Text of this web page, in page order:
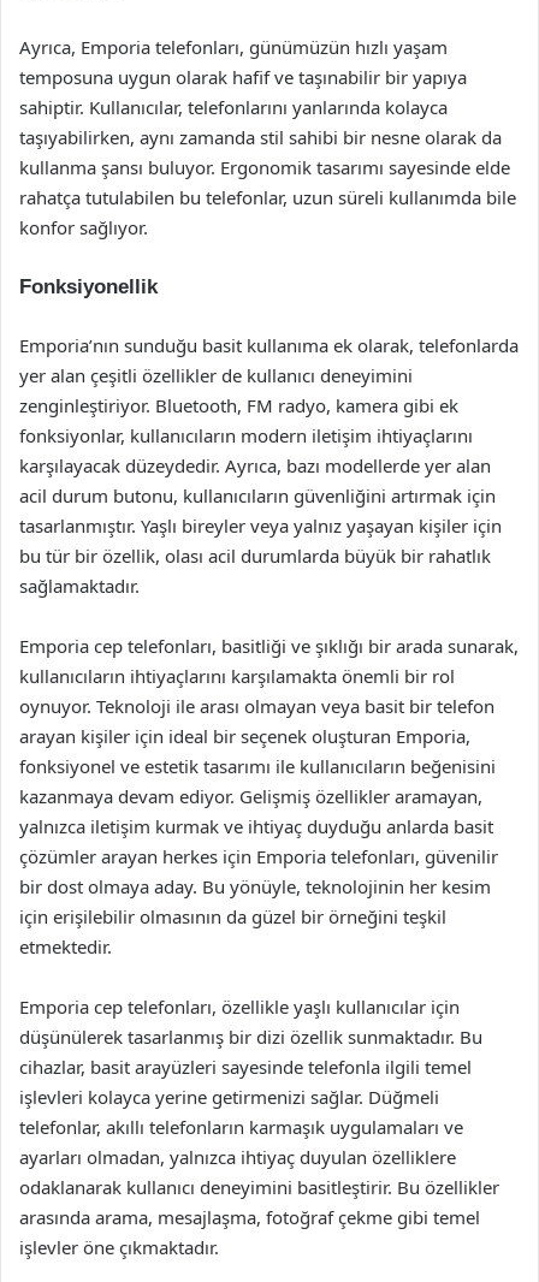
Ayrıca, Emporia telefonları, günümüzün hızlı yaşam
temposuna uygun olarak hafif ve taşınabilir bir yapıya
sahiptir. Kullanıcılar, telefonlarını yanlarında kolayca
taşıyabilirken, aynı zamanda stil sahibi bir nesne olarak da
kullanma şansı buluyor. Ergonomik tasarımı sayesinde elde
rahatça tutulabilen bu telefonlar, uzun süreli kullanımda bile
konfor sağlıyor.
Fonksiyonellik
Emporia’nın sunduğu basit kullanıma ek olarak, telefonlarda
yer alan çeşitli özellikler de kullanıcı deneyimini
zenginleştiriyor. Bluetooth, FM radyo, kamera gibi ek
fonksiyonlar, kullanıcıların modern iletişim ihtiyaçlarını
karşılayacak düzeydedir. Ayrıca, bazı modellerde yer alan
acil durum butonu, kullanıcıların güvenliğini artırmak için
tasarlanmıştır. Yaşlı bireyler veya yalnız yaşayan kişiler için
bu tür bir özellik, olası acil durumlarda büyük bir rahatlık
sağlamaktadır.
Emporia cep telefonları, basitliği ve şıklığı bir arada sunarak,
kullanıcıların ihtiyaçlarını karşılamakta önemli bir rol
oynuyor. Teknoloji ile arası olmayan veya basit bir telefon
arayan kişiler için ideal bir seçenek oluşturan Emporia,
fonksiyonel ve estetik tasarımı ile kullanıcıların beğenisini
kazanmaya devam ediyor. Gelişmiş özellikler aramayan,
yalnızca iletişim kurmak ve ihtiyaç duyduğu anlarda basit
çözümler arayan herkes için Emporia telefonları, güvenilir
bir dost olmaya aday. Bu yönüyle, teknolojinin her kesim
için erişilebilir olmasının da güzel bir örneğini teşkil
etmektedir.
Emporia cep telefonları, özellikle yaşlı kullanıcılar için
düşünülerek tasarlanmış bir dizi özellik sunmaktadır. Bu
cihazlar, basit arayüzleri sayesinde telefonla ilgili temel
işlevleri kolayca yerine getirmenizi sağlar. Düğmeli
telefonlar, akıllı telefonların karmaşık uygulamaları ve
ayarları olmadan, yalnızca ihtiyaç duyulan özelliklere
odaklanarak kullanıcı deneyimini basitleştirir. Bu özellikler
arasında arama, mesajlaşma, fotoğraf çekme gibi temel
işlevler öne çıkmaktadır.